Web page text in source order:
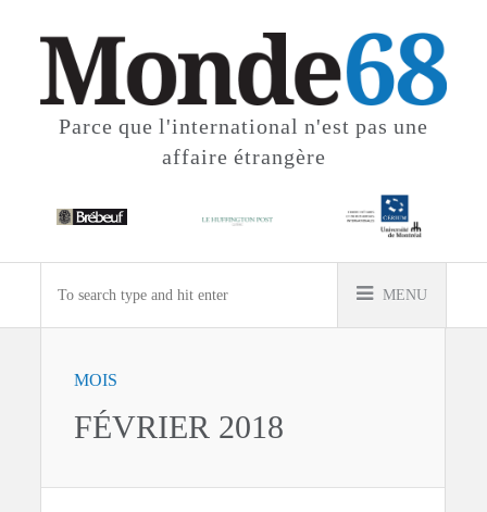
Parce que l'international n'est pas une
affaire étrangère
MENU
MOIS
FÉVRIER 2018